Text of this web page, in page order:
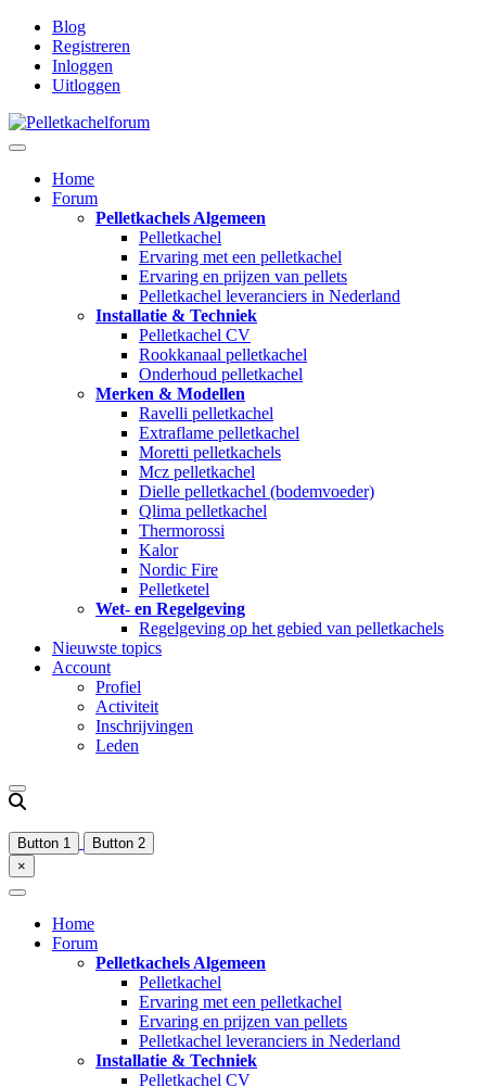
Blog
Registreren
Inloggen
Uitloggen
Home
Forum
Pelletkachels Algemeen
Pelletkachel
Ervaring met een pelletkachel
Ervaring en prijzen van pellets
Pelletkachel leveranciers in Nederland
Installatie & Techniek
Pelletkachel CV
Rookkanaal pelletkachel
Onderhoud pelletkachel
Merken & Modellen
Ravelli pelletkachel
Extraflame pelletkachel
Moretti pelletkachels
Mcz pelletkachel
Dielle pelletkachel (bodemvoeder)
Qlima pelletkachel
Thermorossi
Kalor
Nordic Fire
Pelletketel
Wet- en Regelgeving
Regelgeving op het gebied van pelletkachels
Nieuwste topics
Account
Profiel
Activiteit
Inschrijvingen
Leden
Button 1
Button 2
×
Home
Forum
Pelletkachels Algemeen
Pelletkachel
Ervaring met een pelletkachel
Ervaring en prijzen van pellets
Pelletkachel leveranciers in Nederland
Installatie & Techniek
Pelletkachel CV